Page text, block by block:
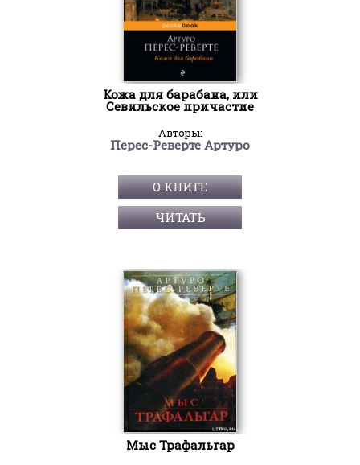
Кожа для барабана, или
Севильское причастие
Авторы:
Перес-Реверте Артуро
О КНИГЕ
ЧИТАТЬ
Мыс Трафальгар